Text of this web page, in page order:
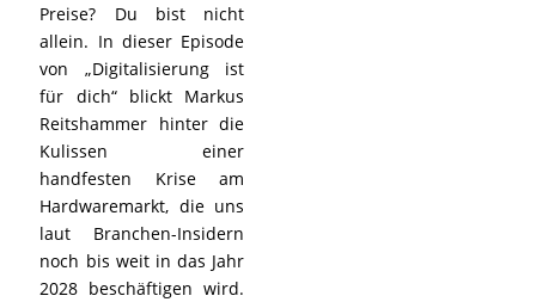
Preise? Du bist nicht
allein. In dieser Episode
von „Digitalisierung ist
für dich“ blickt Markus
Reitshammer hinter die
Kulissen einer
handfesten Krise am
Hardwaremarkt, die uns
laut Branchen-Insidern
noch bis weit in das Jahr
2028 beschäftigen wird.